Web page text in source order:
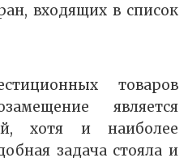
входящих в список
товаров
является
хотя и наиболее
задача стояла и